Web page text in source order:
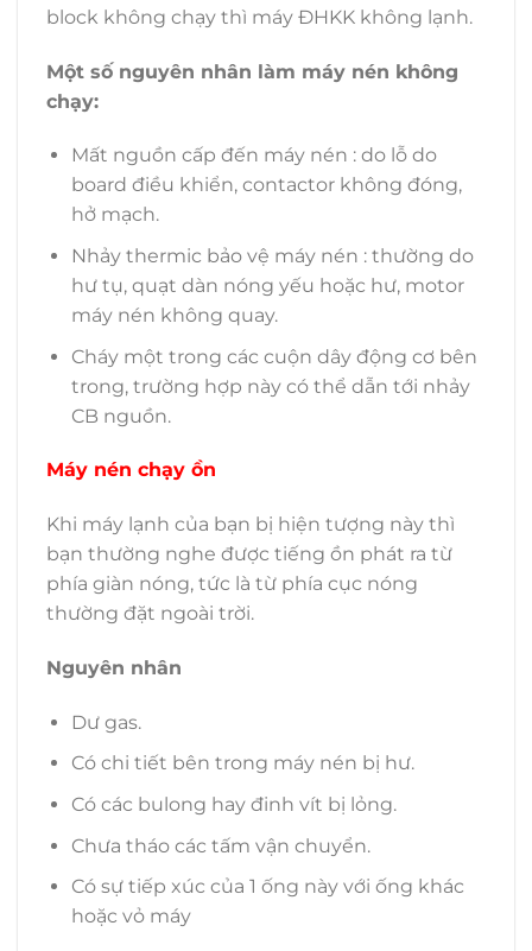
block không chạy thì máy ĐHKK không lạnh.
Một số nguyên nhân làm máy nén không
chạy:
Mất nguồn cấp đến máy nén : do lỗ do
board điều khiển, contactor không đóng,
hở mạch.
Nhảy thermic bảo vệ máy nén : thường do
hư tụ, quạt dàn nóng yếu hoặc hư, motor
máy nén không quay.
Cháy một trong các cuộn dây động cơ bên
trong, trường hợp này có thể dẫn tới nhảy
CB nguồn.
Máy nén chạy ồn
Khi máy lạnh của bạn bị hiện tượng này thì
bạn thường nghe được tiếng ồn phát ra từ
phía giàn nóng, tức là từ phía cục nóng
thường đặt ngoài trời.
Nguyên nhân
Dư gas.
Có chi tiết bên trong máy nén bị hư.
Có các bulong hay đinh vít bị lỏng.
Chưa tháo các tấm vận chuyển.
Có sự tiếp xúc của 1 ống này với ống khác
hoặc vỏ máy